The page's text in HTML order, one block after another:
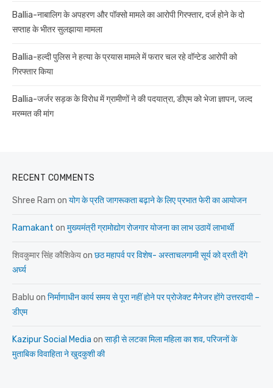
Ballia-नाबालिग के अपहरण और पॉक्सो मामले का आरोपी गिरफ्तार, दर्ज होने के दो
सप्ताह के भीतर सुलझाया मामला
Ballia-हल्दी पुलिस ने हत्या के प्रयास मामले में फरार चल रहे वॉन्टेड आरोपी को
गिरफ्तार किया
Ballia-जर्जर सड़क के विरोध में ग्रामीणों ने की पदयात्रा, डीएम को भेजा ज्ञापन, जल्द
मरम्मत की मांग
RECENT COMMENTS
Shree Ram on योग के प्रति जागरूकता बढ़ाने के लिए प्रभात फेरी का आयोजन
Ramakant on मुख्यमंत्री ग्रामोद्योग रोजगार योजना का लाभ उठायें लाभार्थी
शिवकुमार सिंह कौशिकेयon छठ महापर्व पर विशेष- अस्ताचलगामी सूर्य को व्रती देंगे
अर्घ्य
Bablu on निर्माणाधीन कार्य समय से पूरा नहीं होने पर प्रोजेक्ट मैनेजर होंगे उत्तरदायी –
डीएम
Kazipur Social Media on साड़ी से लटका मिला महिला का शव, परिजनों के
मुताबिक विवाहिता ने खुदकुशी की